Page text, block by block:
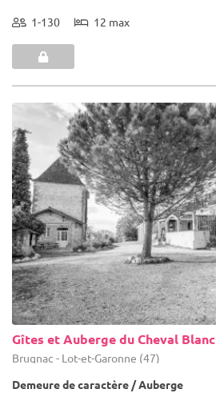
1-130 12 max
Gîtes et Auberge du Cheval Blanc
Brugnac - Lot-et-Garonne (47)
Demeure de caractère / Auberge